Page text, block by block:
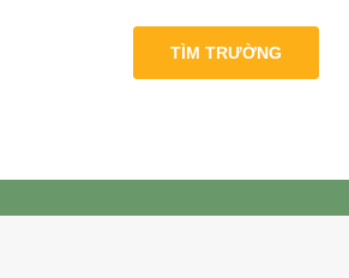
TÌM TRƯỜNG